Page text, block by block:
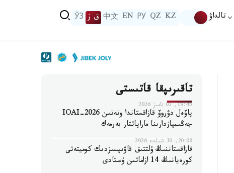
تالداۋ KZ
QZ
РУ
EN
中文 ق ز ЎЗ
تاقىرىپقا قاتىستى
19:45, 03 تامىز 2026
پاۆەل دۋروۆ قازاقستاندا وتەتىن IOAI-2026
جەڭىمپازدارىنا ماراپاتتار بەرمەك
20:08, 30 شىلدە 2026
قازاقستاننىڭ ۇلتتىق قاۋىپسىزدىك كوميتەتى
كورەيانىڭ 14 ازاماتىن ۇستادى